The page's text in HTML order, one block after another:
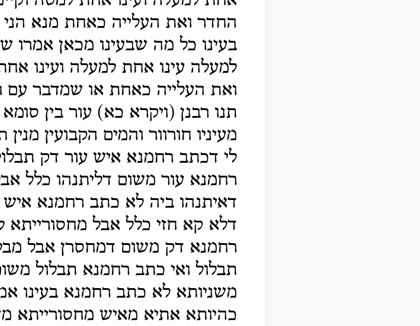
החדר ואת העלייה כאחת מנא
בעינו כל מה שבעינו מכאן אמרו
למעלה עינו אחת למעלה ועינו
ואת העלייה כאחת או שמדבר עם
תנו רבנן (ויקרא כא) עור בין
מעיניו חורוור והמים הקבועין
לי דכתב רחמנא איש עור דק
רחמנא עור משום דליתנהו כלל
דאיתנהו ביה לא כתב רחמנא
דלא קא חזי כלל אבל
רחמנא דק משום דמחסרן אבל
תבלול ואי כתב רחמנא תבלול
משניותא לא כתב רחמנא בעינו
כהיותא אתיא מאיש מחסורייתא